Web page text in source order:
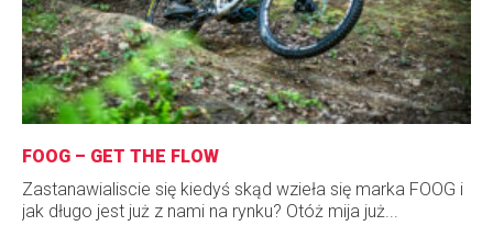
FOOG – GET THE FLOW
Zastanawialiscie się kiedyś skąd wzieła się marka FOOG i
jak długo jest już z nami na rynku? Otóż mija już...